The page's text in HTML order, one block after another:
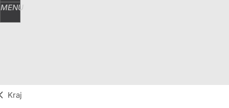
MENU
Kraj